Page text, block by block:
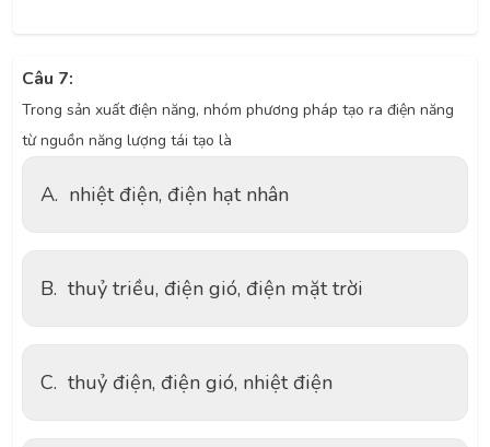
Câu 7:
Trong sản xuất điện năng, nhóm phương pháp tạo ra điện năng
từ nguồn năng lượng tái tạo là
A. nhiệt điện, điện hạt nhân
B. thuỷ triều, điện gió, điện mặt trời
C. thuỷ điện, điện gió, nhiệt điện